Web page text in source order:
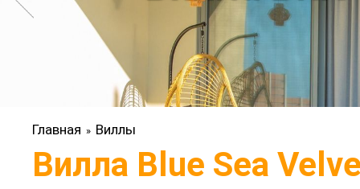
Главная » Виллы
Вилла Blue Sea